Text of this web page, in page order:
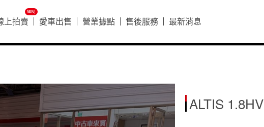
上拍賣
ᴺᴱᵂ!
愛車出售 營業據點 售後服務 最新消息
ALTIS 1.8HV